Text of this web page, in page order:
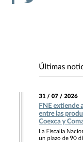
Últimas
31 / 07 / 2026
FNE extiende
entre las
Coexca y
La Fiscalía
un plazo de 90